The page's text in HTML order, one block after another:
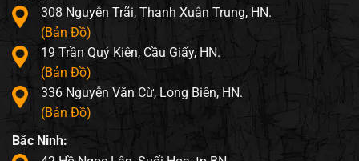
308 Nguyễn Trãi, Thanh Xuân Trung, HN.
(Bản Đồ)
19 Trần Quý Kiên, Cầu Giấy, HN.
(Bản Đồ)
336 Nguyễn Văn Cừ, Long Biên, HN.
(Bản Đồ)
Bắc Ninh: